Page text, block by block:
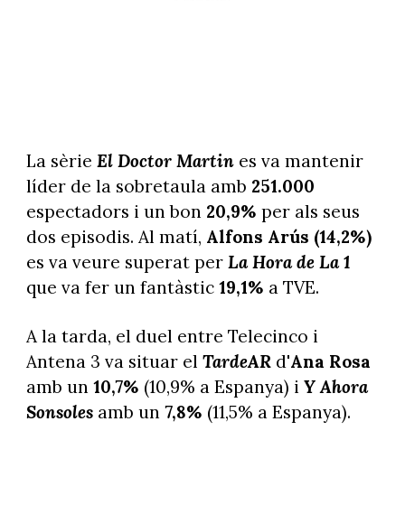
La sèrie El Doctor Martin es va mantenir
líder de la sobretaula amb 251.000
espectadors i un bon 20,9% per als seus
dos episodis. Al matí, Alfons Arús (14,2%)
es va veure superat per La Hora de La 1
que va fer un fantàstic 19,1% a TVE.
A la tarda, el duel entre Telecinco i
Antena 3 va situar el TardeARd'Ana Rosa
amb un10,7% (10,9% a Espanya) i Y Ahora
Sonsoles amb un7,8% (11,5% a Espanya).